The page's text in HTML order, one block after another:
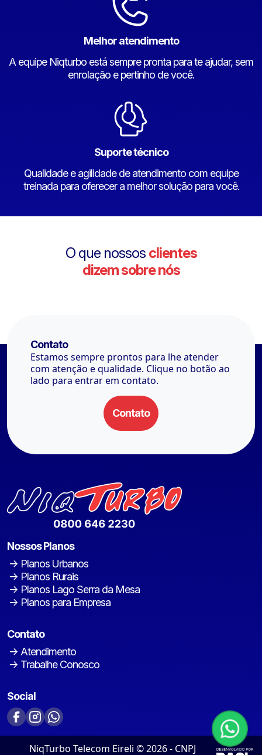
Melhor atendimento
A equipe Niqturbo está sempre pronta para te ajudar, sem
enrolação e pertinho de você.
Suporte técnico
Qualidade e agilidade de atendimento com equipe
treinada para oferecer a melhor solução para você.
O que nossos clientes
dizem sobre nós
Contato
Estamos sempre prontos para lhe atender
com atenção e qualidade. Clique no botão ao
lado para entrar em contato.
Contato
Nossos Planos
Planos Urbanos
Planos Rurais
Planos Lago Serra da Mesa
Planos para Empresa
Contato
Atendimento
Trabalhe Conosco
Social
NiqTurbo Telecom Eireli © 2026 - CNPJ